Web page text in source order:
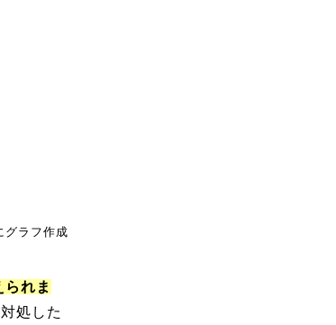
グラフ作成
れま
処した